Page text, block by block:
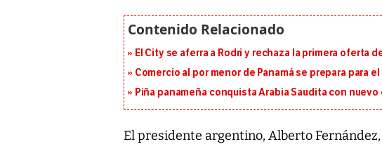
El City se aferra a Rodri y rechaza la primera oferta
Comercio al por menor de Panamá se prepara para
Piña panameña conquista Arabia Saudita con
El presidente argentino, Alberto